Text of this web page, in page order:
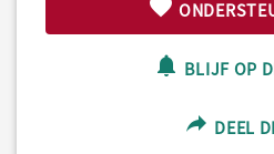
BLIJF OP
DEEL